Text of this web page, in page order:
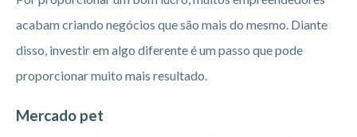
acabam criando negócios que são mais do mesmo. Diante
disso, investir em algo diferente é um passo que pode
proporcionar muito mais resultado.
Mercado pet